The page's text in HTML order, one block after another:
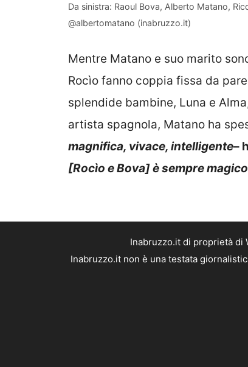
Da sinistra: Raoul Bova, Alberto Matano,
@albertomatano (inabruzzo.it)
Mentre Matano e suo marito
Rocìo fanno coppia fissa da
splendide bambine, Luna e
artista spagnola, Matano ha
magnifica, vivace, intelligente–
[Rocìo e Bova] è sempre
Inabruzzo.it di proprietà di
Inabruzzo.it non è una testata